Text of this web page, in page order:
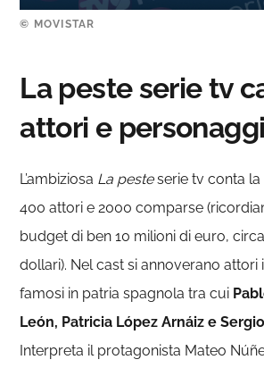
© MOVISTAR
La peste serie tv
attori e personaggi
L’ambiziosa La pesteserie tv conta la
400 attori e 2000 comparse
budget di ben 10 milioni di euro,
dollari). Nel cast si annoverano attori
famosi in patria spagnola tra cui
León, Patricia López Arnáiz e
Interpreta il protagonista Mateo